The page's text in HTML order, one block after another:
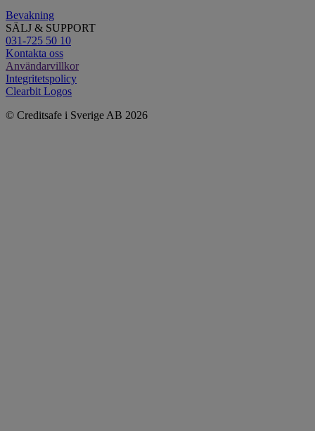
Bevakning
SÄLJ & SUPPORT
031-725 50 10
Kontakta oss
Användarvillkor
Integritetspolicy
Clearbit Logos
© Creditsafe i Sverige AB 2026